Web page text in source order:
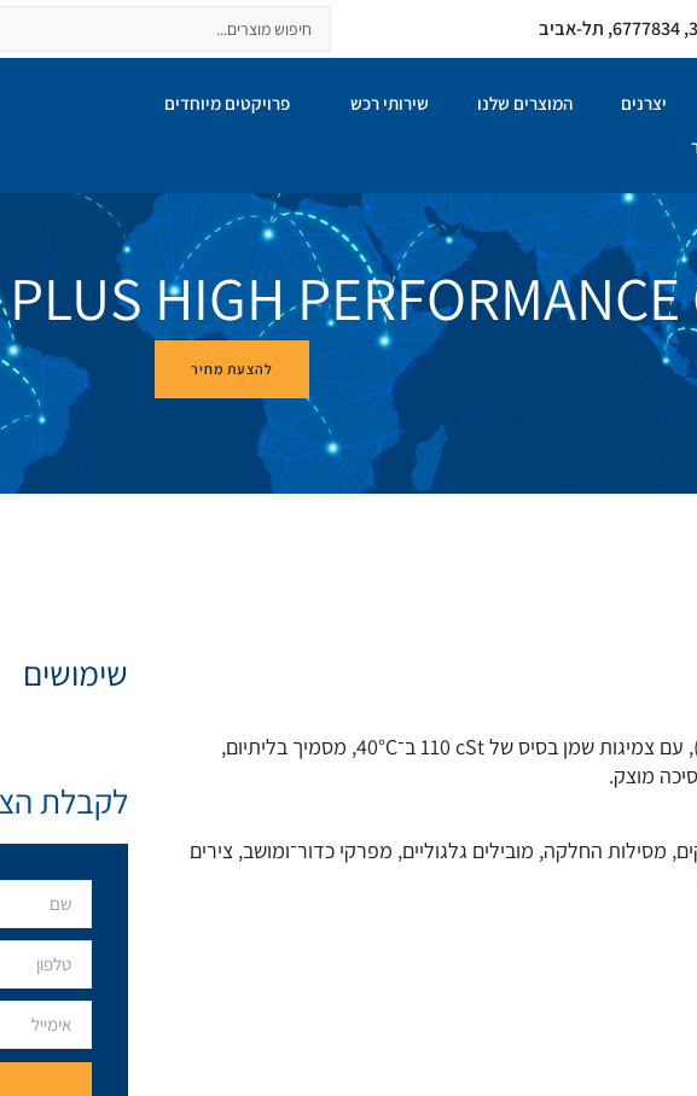
יצרנים המוצרים שלנו שירותי רכש
פרויקטים מיוחדים
HIGH PERFORMANCE
להצעת מחיר
גריז בדרגת NLGI 2 מבוסס שמן מינרלי (MO), עם צמיגות שמן בסיס של ‎110 cSt‎ ב־40°C, מסמיך בליתיום,
מסילות החלקה, מובילים גלגוליים, מפרקי כדור־ומושב, צירים
שימושים
לקבלת